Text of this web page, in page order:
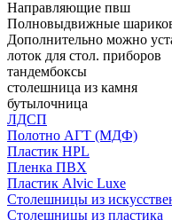
Направляющие пвш
Полновыдвижные
Дополнительно можно
лоток для стол. приборов
тандембоксы
столешница из камня
бутылочница
ЛДСП
Полотно АГТ (МДФ)
Пластик HPL
Пленка ПВХ
Пластик Alvic Luxe
Столешницы из
Столешницы из пластика